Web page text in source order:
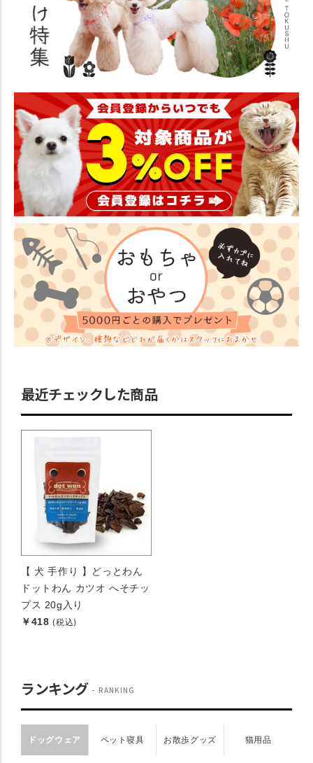
最近チェックした商品
【 犬 手作り 】どっとわん
ドットわん カツオ へそチッ
プス 20g入り
￥418 (税込)
ランキング RANKING
ドッグウェア ペット寝具 お散歩グッズ 猫用品